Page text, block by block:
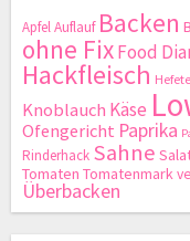
ApfelAuflauf Backen
ohne FixFood
Hackfleisch
Knoblauch Käse
Ofengericht Paprika
Rinderhack Sahne
Tomaten Tomatenmark
Überbacken